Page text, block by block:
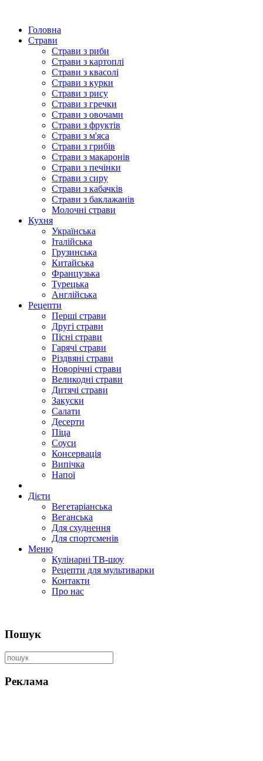
Головна
Страви
Страви з риби
Страви з картоплі
Страви з квасолі
Страви з курки
Страви з рису
Страви з гречки
Страви з овочами
Страви з фруктів
Страви з м'яса
Страви з грибів
Страви з макаронів
Страви з печінки
Страви з сиру
Страви з кабачків
Страви з баклажанів
Молочні страви
Кухня
Українська
Італійська
Грузинська
Китайська
Французька
Турецька
Англійська
Рецепти
Перші страви
Другі страви
Пісні страви
Гарячі страви
Різдвяні страви
Новорічні страви
Великодні страви
Дитячі страви
Закуски
Салати
Десерти
Піца
Соуси
Консервація
Випічка
Напої
Дієти
Вегетаріанська
Веганська
Для схуднення
Для спортсменів
Меню
Кулінарні ТВ-шоу
Рецепти для мультиварки
Контакти
Про нас
Пошук
Реклама